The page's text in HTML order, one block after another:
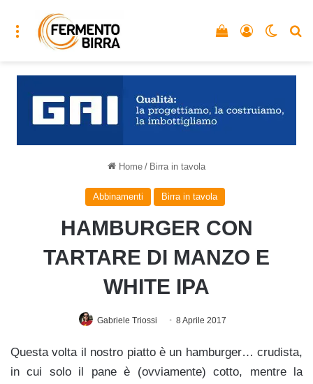
Menu Accedi
Vedi il carrello
Home / Birra in tavola
Abbinamenti Birra in tavola
HAMBURGER CON
TARTARE DI MANZO E
WHITE IPA
Gabriele Triossi 8 Aprile 2017
Questa volta il nostro piatto è un hamburger… crudista,
in cui solo il pane è (ovviamente) cotto, mentre la